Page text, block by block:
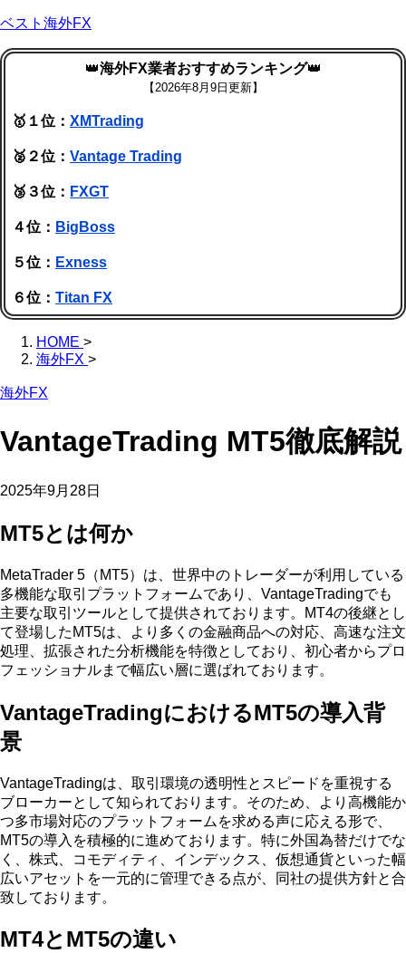
ベスト海外FX
👑海外FX業者おすすめランキング👑
【2026年8月9日更新】
🥇１位： XMTrading
🥈２位： Vantage Trading
🥉３位： FXGT
４位： BigBoss
５位： Exness
６位： Titan FX
HOME >
海外FX >
海外FX
VantageTrading MT5徹底解説
2025年9月28日
MT5とは何か
MetaTrader 5（MT5）は、世界中のトレーダーが利用している
多機能な取引プラットフォームであり、VantageTradingでも
主要な取引ツールとして提供されております。MT4の後継とし
て登場したMT5は、より多くの金融商品への対応、高速な注文
処理、拡張された分析機能を特徴としており、初心者からプロ
フェッショナルまで幅広い層に選ばれております。
VantageTradingにおけるMT5の導入背
景
VantageTradingは、取引環境の透明性とスピードを重視する
ブローカーとして知られております。そのため、より高機能か
つ多市場対応のプラットフォームを求める声に応える形で、
MT5の導入を積極的に進めております。特に外国為替だけでな
く、株式、コモディティ、インデックス、仮想通貨といった幅
広いアセットを一元的に管理できる点が、同社の提供方針と合
致しております。
MT4とMT5の違い